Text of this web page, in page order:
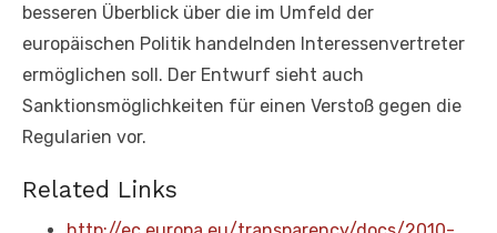
besseren Überblick über die im Umfeld der
europäischen Politik handelnden Interessenvertreter
ermöglichen soll. Der Entwurf sieht auch
Sanktionsmöglichkeiten für einen Verstoß gegen die
Regularien vor.
Related Links